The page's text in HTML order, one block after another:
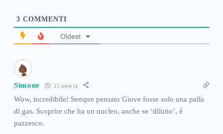
3 COMMENTI
Oldest
Simone 11 mesi fa
Wow, incredibile! Sempre pensato Giove fosse solo una palla
di gas. Scoprire che ha un nucleo, anche se ‘diluito’, è
pazzesco.